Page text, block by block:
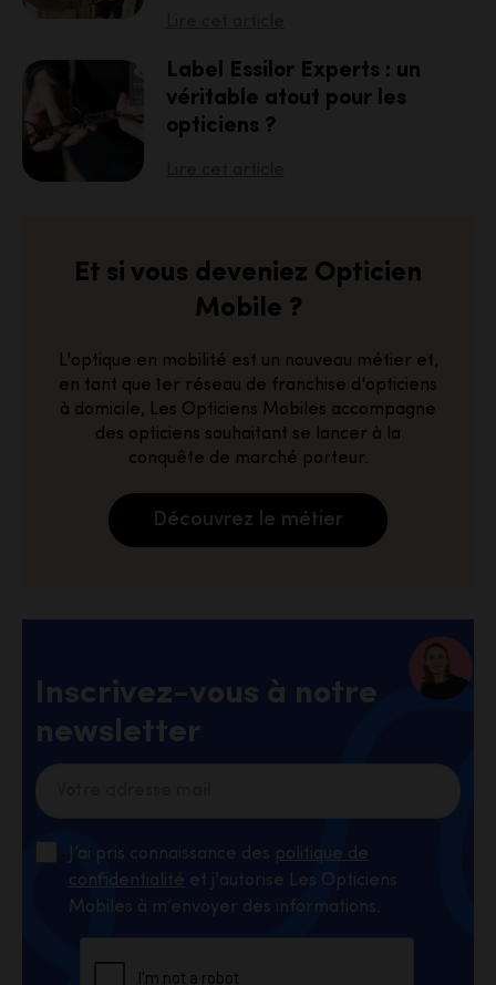
Label Essilor Experts : un
véritable atout pour les
opticiens ?
Et si vous deveniez Opticien
Mobile ?
L'optique en mobilité est un nouveau métier et,
en tant que 1er réseau de franchise d'opticiens
à domicile, Les Opticiens Mobiles accompagne
des opticiens souhaitant se lancer à la
conquête de marché porteur.
Découvrez le métier
Inscrivez-vous à notre
newsletter
J’ai pris connaissance des politique de
confidentialité et j'autorise Les Opticiens
Mobiles à m’envoyer des informations.